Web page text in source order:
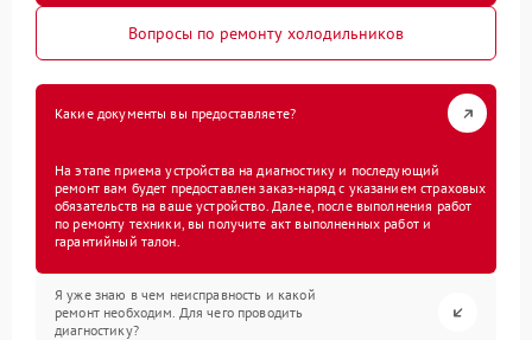
Вопросы по ремонту холодильников
Какие документы вы предоставляете?
На этапе приема устройства на диагностику и последующий
ремонт вам будет предоставлен заказ-наряд с указанием страховых
обязательств на ваше устройство. Далее, после выполнения работ
по ремонту техники, вы получите акт выполненных работ и
гарантийный талон.
Я уже знаю в чем неисправность и какой
ремонт необходим. Для чего проводить
диагностику?